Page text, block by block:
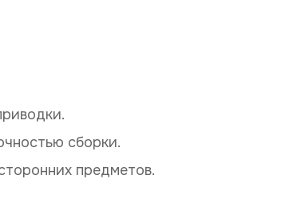
сборки.
предметов.